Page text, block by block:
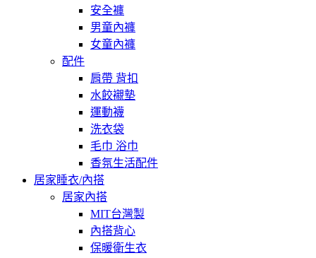
安全褲
男童內褲
女童內褲
配件
肩帶 背扣
水餃襯墊
運動襪
洗衣袋
毛巾 浴巾
香氛生活配件
居家睡衣/內搭
居家內搭
MIT台灣製
內搭背心
保暖衛生衣